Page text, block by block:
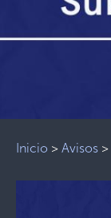
Inicio > Avisos >